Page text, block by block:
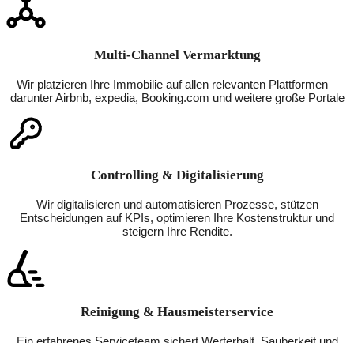
Multi-Channel Vermarktung
Wir platzieren Ihre Immobilie auf allen relevanten Plattformen –
darunter Airbnb, expedia, Booking.com und weitere große Portale
Controlling & Digitalisierung
Wir digitalisieren und automatisieren Prozesse, stützen
Entscheidungen auf KPIs, optimieren Ihre Kostenstruktur und
steigern Ihre Rendite.
Reinigung & Hausmeisterservice